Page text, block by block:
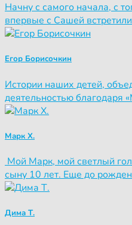
Начну с самого начала, с
впервые с Сашей
Егор Борисочкин
Истории наших детей,
деятельностью благодаря
Марк Х.
Мой Марк, мой светлый
сыну 10 лет. Еще до
Дима Т.